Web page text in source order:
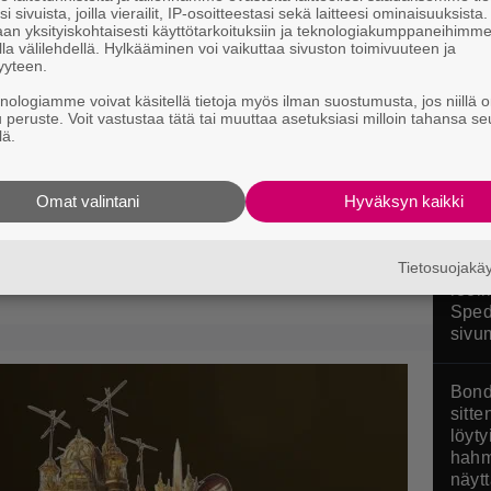
julkaistiin pitkän
Xboxille
sivuista, joilla vierailit, IP-osoitteestasi sekä laitteesi
yksityiskohtaisesti käyttötarkoituksiin ja teknologiakumppaneihimme
välilehdellä. Hylkääminen voi vaikuttaa sivuston toimivuuteen ja
voivat käsitellä tietoja myös ilman suostumusta, jos niillä
peruste. Voit vastustaa tätä tai muuttaa asetuksiasi milloin tahansa
Hyväksyn kaikki
Omat valintani